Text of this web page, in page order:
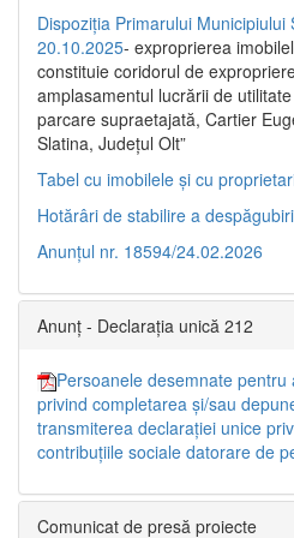
Dispoziția Primarului Municipiului
20.10.2025- exproprierea
constituie coridorul de
amplasamentul lucrării de
parcare supraetajată, Cartier
Slatina, Județul Olt”
Tabel cu imobilele și cu
Hotărâri de stabilire a
Anunțul nr. 18594/24.02.2026
Anunț - Declarația unică 212
Persoanele desemnate
privind completarea și/sau
transmiterea declarației unice
contribuțiile sociale datorare de
Comunicat de presă proiecte